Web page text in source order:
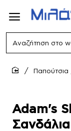
Αναζήτηση
website...
Adam's
Παπούτσια